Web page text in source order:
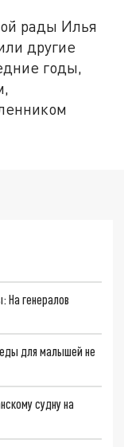
рады Илья
другие
годы,
На генералов
для малышей не
судну на